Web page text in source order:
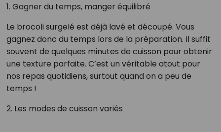
1. Gagner du temps, manger équilibré
Le brocoli surgelé est déjà lavé et découpé. Vous
gagnez donc du temps lors de la préparation. Il suffit
souvent de quelques minutes de cuisson pour obtenir
une texture parfaite. C’est un véritable atout pour
nos repas quotidiens, surtout quand on a peu de
temps !
2. Les modes de cuisson variés